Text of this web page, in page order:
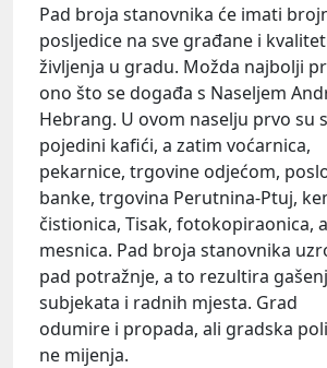
Pad broja stanovnika će imati
posljedice na sve građane i
življenja u gradu. Možda najbolji
ono što se događa s Naseljem
Hebrang. U ovom naselju prvo su
pojedini kafići, a zatim voćarnica,
pekarnice, trgovine odjećom,
banke, trgovina Perutnina-Ptuj,
čistionica, Tisak, fotokopiraonica,
mesnica. Pad broja stanovnika
pad potražnje, a to rezultira
subjekata i radnih mjesta. Grad
odumire i propada, ali gradska
ne mijenja.